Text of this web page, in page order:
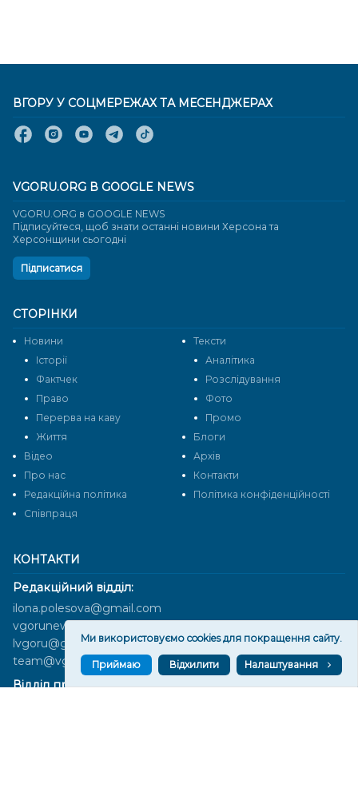
КОНТАКТИ
Редакційний відділ:
ilona.polesova@gmail.com
vgorunews@gmail.com
lvgoru@gmail.com
team@vgoru.org
Відділ продажів:
СТОРІНКИ
Новини
Тексти
Історії
Аналітика
Фактчек
Розслідування
Право
Фото
Перерва на каву
Промо
Життя
Блоги
Відео
Архів
Про нас
Контакти
Редакційна політика
Політика конфіденційності
Cпівпраця
ВГОРУ У СОЦМЕРЕЖАХ ТА МЕСЕНДЖЕРАХ
VGORU.ORG В GOOGLE NEWS
VGORU.ORG в GOOGLE NEWS
Підписуйтеся, щоб знати останні новини Херсона та
Херсонщини сьогодні
Підписатися
Ми використовуємо cookies для покращення сайту.
Приймаю Відхилити Налаштування